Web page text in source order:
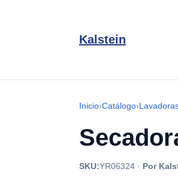
Kalstein
Inicio›Catálogo›
SKU:YR06324 · Por